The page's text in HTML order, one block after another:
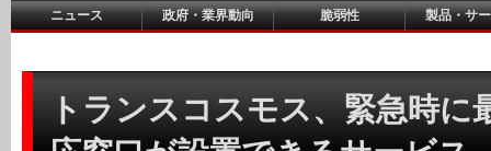
ニュース 政府・業界動向 脆弱性 製品・サ
トランスコスモス、緊急時に